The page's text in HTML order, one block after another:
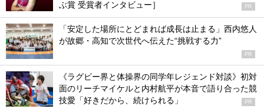
ぶ賞 受賞者インタビュー］
PR
「安定した場所にとどまれば成長は止まる」西内悠人
が故郷・高知で次世代へ伝えた“挑戦する力”
PR
《ラグビー界と体操界の同学年レジェンド対談》初対
面のリーチマイケルと内村航平が本音で語り合った競
技愛「好きだから、続けられる」
PR